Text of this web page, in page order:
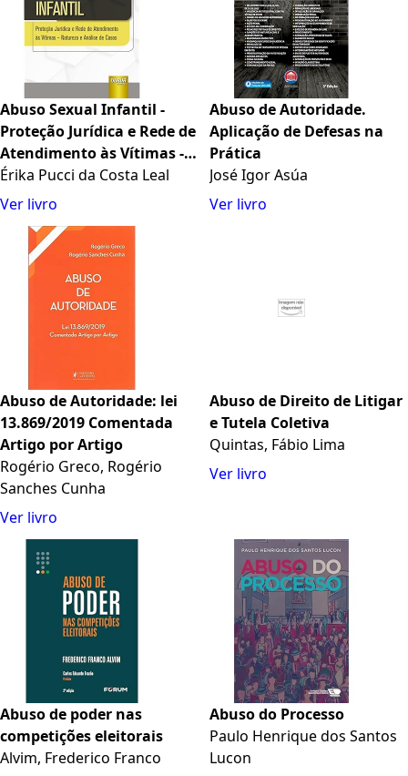
Abuso Sexual Infantil -
Proteção Jurídica e Rede de
Atendimento às Vítimas -
Natureza e Análise de
Casos
Érika Pucci da Costa Leal
Ver livro
Abuso de Autoridade.
Aplicação de Defesas na
Prática
José Igor Asúa
Ver livro
Abuso de Autoridade: lei
13.869/2019 Comentada
Artigo por Artigo
Rogério Greco, Rogério
Sanches Cunha
Ver livro
Abuso de Direito de Litigar
e Tutela Coletiva
Quintas, Fábio Lima
Ver livro
Abuso de poder nas
competições eleitorais
Alvim, Frederico Franco
Abuso do Processo
Paulo Henrique dos Santos
Lucon